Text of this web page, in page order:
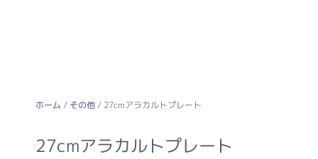
ホーム / その他/ 27cmアラカルトプレート
27cmアラカルトプレート